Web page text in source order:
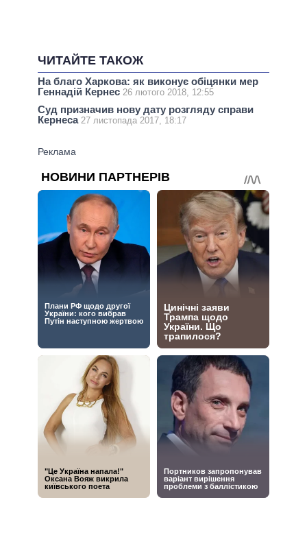
ЧИТАЙТЕ ТАКОЖ
На благо Харкова: як виконує обіцянки мер
Геннадій Кернес 26 лютого 2018, 12:55
Суд призначив нову дату розгляду справи
Кернеса 27 листопада 2017, 18:17